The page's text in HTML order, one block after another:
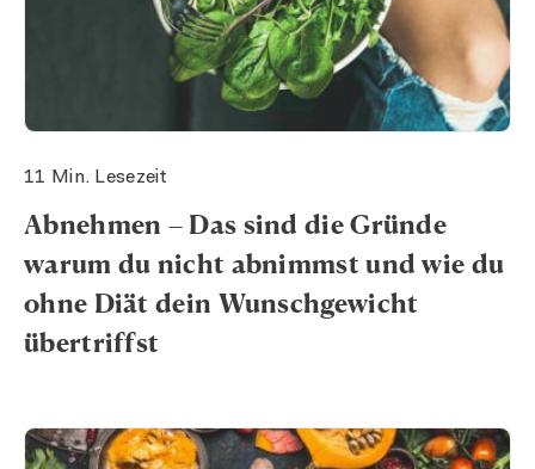
Abnehmen – Das sind die Gründe
warum du nicht abnimmst und wie du
ohne Diät dein Wunschgewicht
übertriffst
11 Min. Lesezeit